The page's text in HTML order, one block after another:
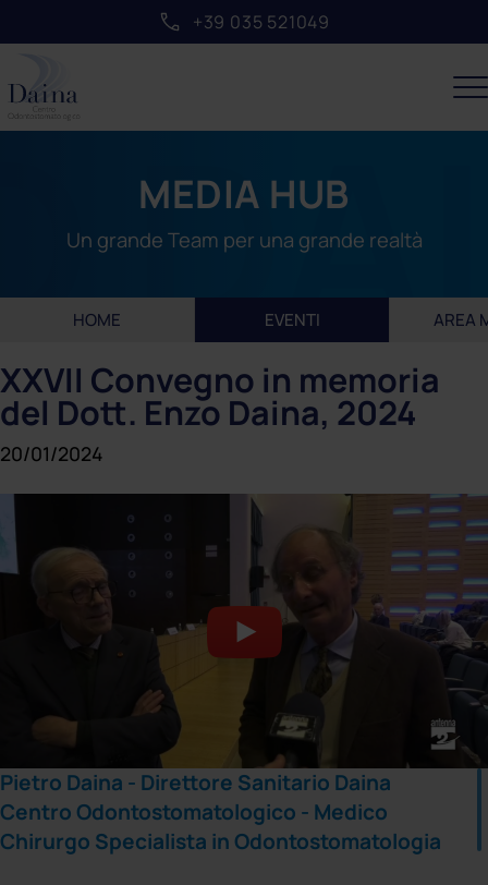
+39 035 521049
MEDIA HUB
Un grande Team per una grande realtà
HOME EVENTI AREA
XXVII Convegno in memoria
del Dott. Enzo Daina, 2024
20/01/2024
Pietro Daina - Direttore Sanitario Daina
Centro Odontostomatologico - Medico
Chirurgo Specialista in Odontostomatologia